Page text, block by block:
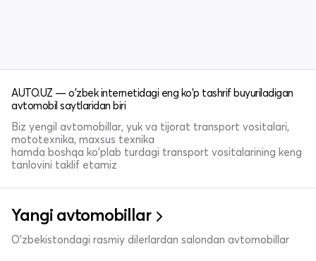
AUTO.UZ — o'zbek internetidagi eng ko'p tashrif buyuriladigan
avtomobil saytlaridan biri
Biz yengil avtomobillar, yuk va tijorat transport vositalari,
mototexnika, maxsus texnika
hamda boshqa ko'plab turdagi transport vositalarining keng
tanlovini taklif etamiz
Yangi avtomobillar
O'zbekistondagi rasmiy dilerlardan salondan avtomobillar